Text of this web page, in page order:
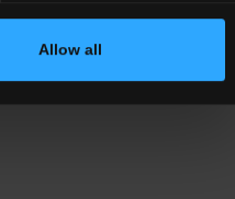
Allow all